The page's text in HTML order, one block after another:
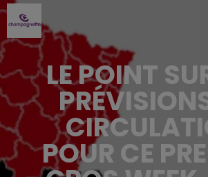
LE POINT
POUR CE